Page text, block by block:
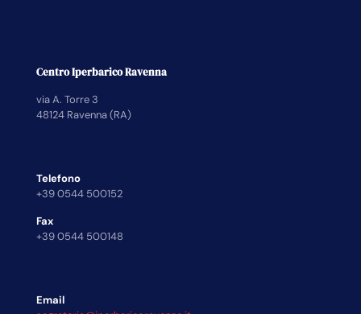
Centro Iperbarico Ravenna
via A. Torre 3
48124 Ravenna (RA)
Telefono
+39 0544 500152
Fax
+39 0544 500148
Email